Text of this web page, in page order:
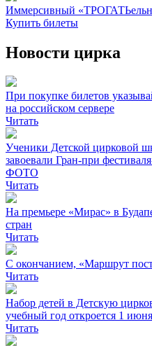
Иммерсивный
Купить билеты
Новости цирка
При покупке билетов
на российском сервере
Читать
Ученики Детской цирковой
завоевали Гран-при
ФОТО
Читать
На премьере «Мирас» в
стран
Читать
С окончанием, «Маршрут
Читать
Набор детей в Детскую
учебный год откроется 1 июня
Читать